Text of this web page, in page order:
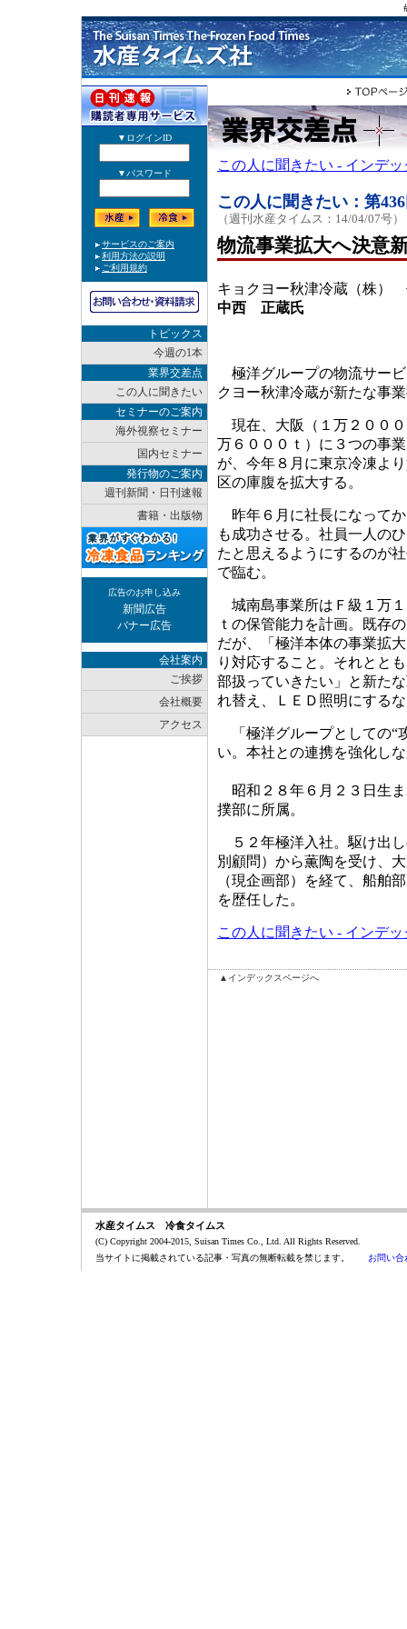
トピックス
今週の1本
業界交差点
この人に聞きたい
セミナーのご案内
海外視察セミナー
国内セミナー
発行物のご案内
週刊新聞・日刊速報
書籍・出版物
広告のお申し込み
新聞広告
バナー広告
会社案内
ご挨拶
会社概要
アクセス
この人に聞きたい - インデ
この人に聞きたい：第
（週刊水産タイムス：14/04/07号）
物流事業拡大へ決意
キョクヨー秋津冷蔵（株）
中西 正蔵氏
極洋グループの物流サー
クヨー秋津冷蔵が新たな事
現在、大阪（１万２００
万６０００ｔ）に３つの事
が、今年８月に東京冷凍よ
区の庫腹を拡大する。
昨年６月に社長になって
も成功させる。社員一人の
たと思えるようにするのが
で臨む。
城南島事業所はＦ級１万
ｔの保管能力を計画。既存
だが、「極洋本体の事業拡
り対応すること。それとと
部扱っていきたい」と新た
れ替え、ＬＥＤ照明にする
「極洋グループとしての“
い。本社との連携を強化し
昭和２８年６月２３日生
撲部に所属。
５２年極洋入社。駆け出
別顧問）から薫陶を受け、
（現企画部）を経て、船舶
を歴任した。
この人に聞きたい - インデ
▲インデックスページへ
水産タイムス 冷食タイムス
(C) Copyright 2004-2015, Suisan Times Co., Ltd. All Rights Reserved.
当サイトに掲載されている記事・写真の無断転載を禁じます。 お問い合